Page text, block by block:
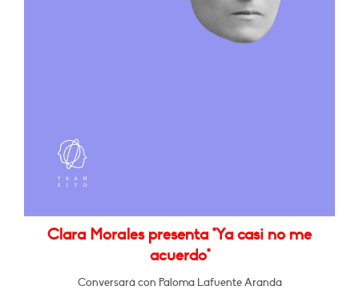
Clara Morales presenta "Ya casi no me
acuerdo"
Conversará con Paloma Lafuente Aranda